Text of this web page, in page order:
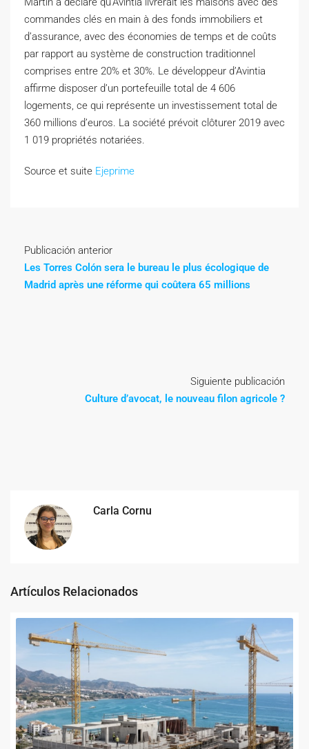
commandes clés en main à des fonds immobiliers et
d’assurance, avec des économies de temps et de coûts
par rapport au système de construction traditionnel
comprises entre 20% et 30%. Le développeur d’Avintia
affirme disposer d’un portefeuille total de 4 606
logements, ce qui représente un investissement total de
360 ​​millions d’euros. La société prévoit clôturer 2019 avec
1 019 propriétés notariées.
Source et suite Ejeprime
Publicación anterior
Les Torres Colón sera le bureau le plus écologique de
Madrid après une réforme qui coûtera 65 millions
Siguiente publicación
Culture d’avocat, le nouveau filon agricole ?
Carla Cornu
Artículos Relacionados